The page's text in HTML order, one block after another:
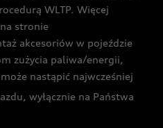
WLTP. Więcej
stronie
akcesoriów w pojeździe
zużycia paliwa/energii,
nastąpić najwcześniej
wyłącznie na Państwa